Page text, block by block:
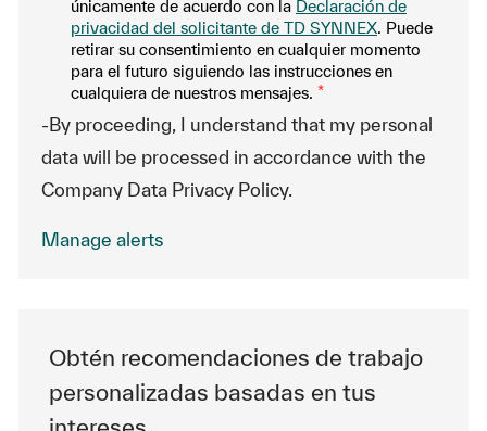
únicamente de acuerdo con la Declaración de
privacidad del solicitante de TD SYNNEX. Puede
retirar su consentimiento en cualquier momento
para el futuro siguiendo las instrucciones en
cualquiera de nuestros mensajes. *
-By proceeding, I understand that my personal
data will be processed in accordance with the
Company Data Privacy Policy.
Manage alerts
Obtén recomendaciones de trabajo
personalizadas basadas en tus